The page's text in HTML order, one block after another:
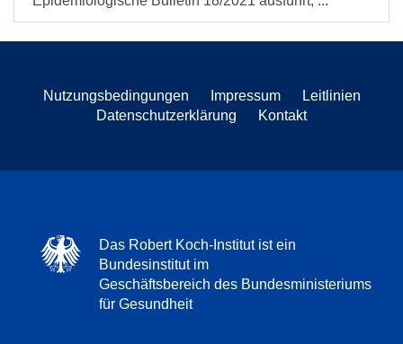
Nutzungsbedingungen Impressum
Leitlinien
Datenschutzerklärung
Kontakt
Das Robert Koch-Institut ist ein
Bundesinstitut im
Geschäftsbereich des Bundesministeriums
für Gesundheit